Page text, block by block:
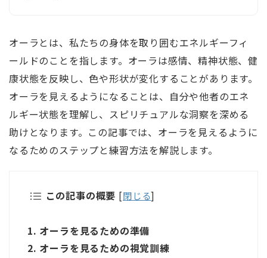
オーラとは、私たちの身体を取り囲むエネルギーフィ
ールドのことを指します。オーラは感情、精神状態、健
康状態を反映し、色や形状が変化することがあります。
オーラを見えるようになることは、自分や他者のエネ
ルギー状態を理解し、スピリチュアルな洞察を深める
助けとなります。この記事では、オーラを見えるように
なるためのステップと練習方法を解説します。
この記事の概要 [閉じる]
1. オーラを見るための準備
2. オーラを見るための視覚訓練